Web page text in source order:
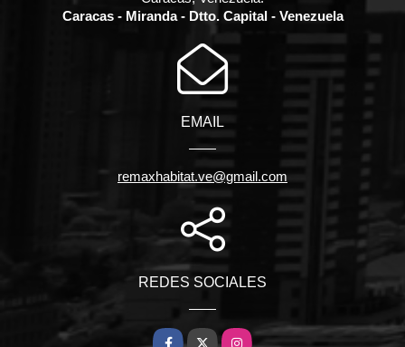
Caracas - Miranda - Dtto. Capital - Venezuela
EMAIL
remaxhabitat.ve@gmail.com
REDES SOCIALES
Facebook
X Instagram